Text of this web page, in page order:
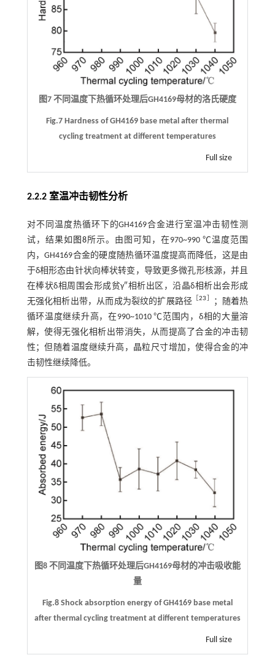
图7 不同温度下热循环处理后GH4169母材的洛氏硬度
Fig.7 Hardness of GH4169 base metal after thermal
cycling treatment at different temperatures
Full size
2.2.2 室温冲击韧性分析
对不同温度热循环下的GH4169合金进行室温冲击韧性测
试，结果如 图8所示。由图可知，在970~990 ℃温度范围
内，GH4169合金的硬度随热循环温度提高而降低，这是由
于δ相形态由针状向棒状转变，导致更多微孔形核源，并且
在棒状δ相周围会形成贫γ″相析出区，沿晶δ相析出会形成
无强化相析出带，从而成为裂纹的扩展路径 ［23］
；随着热
循环温度继续升高，在990~1010 ℃范围内，δ相的大量溶
解，使得无强化相析出带消失，从而提高了合金的冲击韧
性；但随着温度继续升高，晶粒尺寸增加，使得合金的冲
击韧性继续降低。
图8 不同温度下热循环处理后GH4169母材的冲击吸收能
量
Fig.8 Shock absorption energy of GH4169 base metal
after thermal cycling treatment at different temperatures
Full size